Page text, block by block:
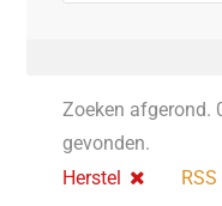
Zoeken afgerond.
gevonden.
Herstel
RSS